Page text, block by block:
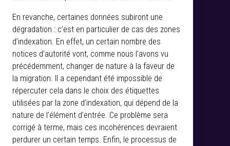
En revanche, certaines données subiront une
dégradation : c’est en particulier de cas des zones
d’indexation. En effet, un certain nombre des
notices d’autorité vont, comme nous l’avons vu
précédemment, changer de nature à la faveur de
la migration. Il a cependant été impossible de
répercuter cela dans le choix des étiquettes
utilisées par la zone d’indexation, qui dépend de la
nature de l’élément d’entrée. Ce problème sera
corrigé à terme, mais ces incohérences devraient
perdurer un certain temps. Enfin, le processus de